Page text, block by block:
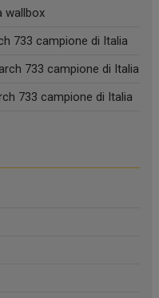
wallbox
733 campione di Italia
733 campione di Italia
733 campione di Italia